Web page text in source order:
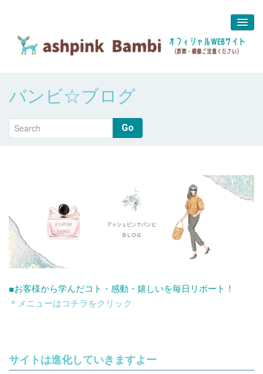
about us
堀江 真代
バンビ☆ブログ
Go
■お客様から学んだコト・感動・嬉しいを毎日リポート！
＊メニューはコチラをクリック
サイトは進化していきますよー